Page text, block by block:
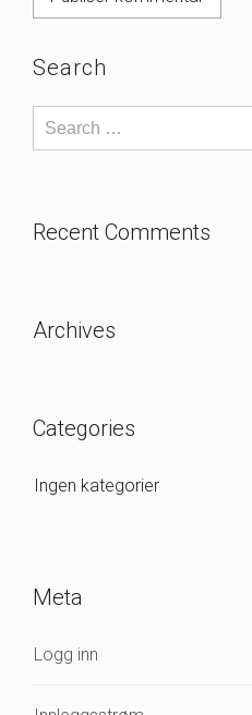
Search
Recent Comments
Archives
Categories
Ingen kategorier
Meta
Logg inn